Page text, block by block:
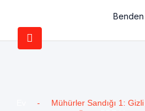
-
Mühürler Sandığı 1: